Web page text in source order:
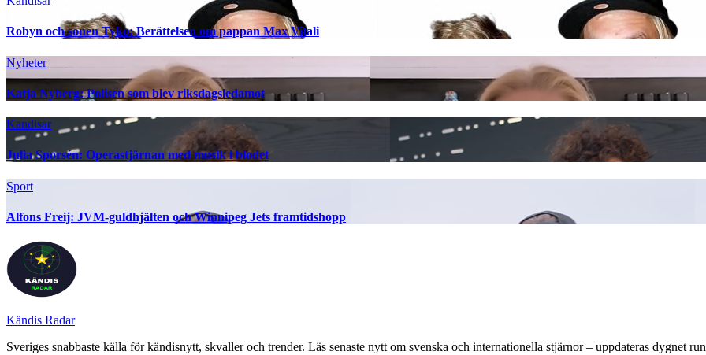
Robyn och sonen Tyko: Berättelsen om pappan Max Vitali
Nyheter
Katja Nyberg: Polisen som blev riksdagsledamot
Kandisar
Julia Sporsén: Operastjärnan med musik i blodet
Sport
Alfons Freij: JVM-guldhjälten och Winnipeg Jets framtidshopp
Kändis Radar
Sveriges snabbaste källa för kändisnytt, skvaller och trender. Läs senaste nytt om svenska och internationella stjärnor – uppdateras dygnet